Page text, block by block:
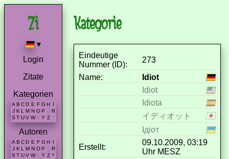
▾
Login
Zitate
Kategorien
A B C D E F G H I
J K L M N O P Q R
S T U V W X Y Z *
Autoren
A B C D E F G H
J K L M N O P Q R
S T U V W X Y Z *
Kategorie
Eindeutige
Nummer (ID):
273
Name:
Idiot
Idiot
Idiota
イディオット
Ідіот
Erstellt:
09.10.2009, 03:19
Uhr MESZ